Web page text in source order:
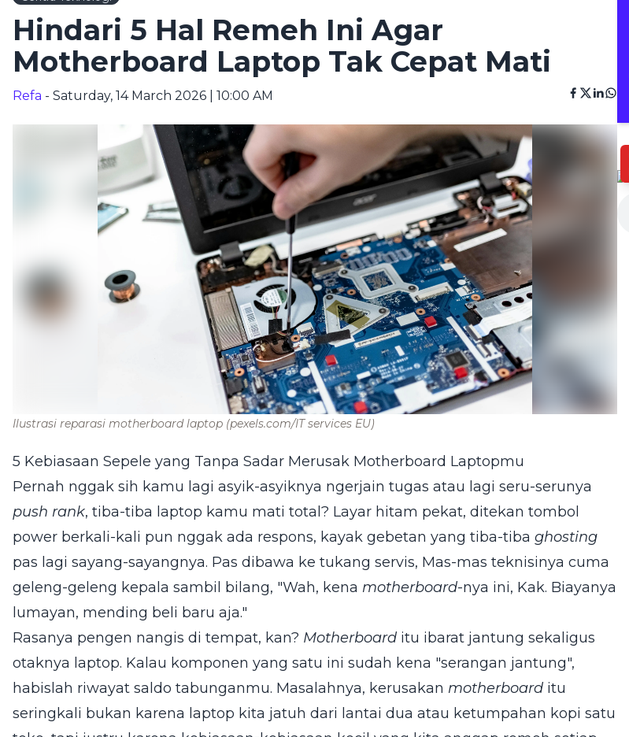
Hindari 5 Hal Remeh Ini Agar
Motherboard Laptop Tak Cepat Mati
Refa - Saturday, 14 March 2026 | 10:00 AM
Ilustrasi reparasi motherboard laptop (pexels.com/IT services EU)
5 Kebiasaan Sepele yang Tanpa Sadar Merusak Motherboard Laptopmu
Pernah nggak sih kamu lagi asyik-asyiknya ngerjain tugas atau lagi seru-serunya
push rank, tiba-tiba laptop kamu mati total? Layar hitam pekat, ditekan tombol
power berkali-kali pun nggak ada respons, kayak gebetan yang tiba-tiba ghosting
pas lagi sayang-sayangnya. Pas dibawa ke tukang servis, Mas-mas teknisinya cuma
geleng-geleng kepala sambil bilang, "Wah, kena motherboard-nya ini, Kak. Biayanya
lumayan, mending beli baru aja."
Rasanya pengen nangis di tempat, kan? Motherboard itu ibarat jantung sekaligus
otaknya laptop. Kalau komponen yang satu ini sudah kena "serangan jantung",
habislah riwayat saldo tabunganmu. Masalahnya, kerusakan motherboard itu
seringkali bukan karena laptop kita jatuh dari lantai dua atau ketumpahan kopi satu